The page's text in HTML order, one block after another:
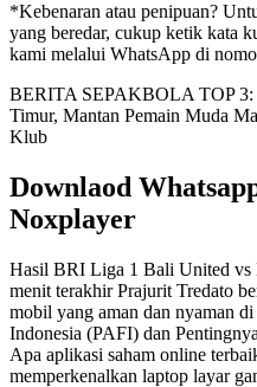
*Kebenaran atau penipuan?
yang beredar, cukup ketik kata
kami melalui WhatsApp di
BERITA SEPAKBOLA TOP 3:
Timur, Mantan Pemain Muda
Klub
Downlaod
Noxplayer
Hasil BRI Liga 1 Bali United vs
menit terakhir Prajurit Tredato
mobil yang aman dan nyaman
Indonesia (PAFI) dan
Apa aplikasi saham online
memperkenalkan laptop layar